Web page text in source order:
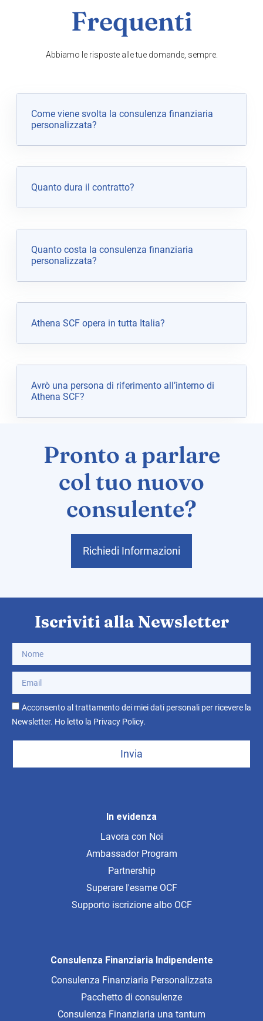
Frequenti
Abbiamo le risposte alle tue domande, sempre.
Come viene svolta la consulenza finanziaria
personalizzata?
Quanto dura il contratto?
Quanto costa la consulenza finanziaria
personalizzata?
Athena SCF opera in tutta Italia?
Avrò una persona di riferimento all’interno di
Athena SCF?
Pronto a parlare
col tuo nuovo
consulente?
Richiedi Informazioni
Consulenza Finanziaria Indipendente
Consulenza Finanziaria Personalizzata
Pacchetto di consulenze
Consulenza Finanziaria una tantum
In evidenza
Lavora con Noi
Ambassador Program
Partnership
Superare l'esame OCF
Supporto iscrizione albo OCF
Iscriviti alla Newsletter
Acconsento al trattamento dei miei dati personali per ricevere la
Newsletter. Ho letto la Privacy Policy.
Invia